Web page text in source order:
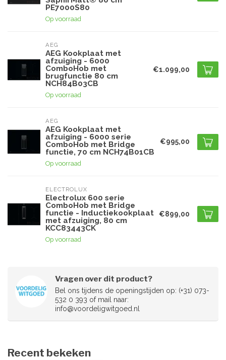
PE7000S80
Op voorraad
AEG
AEG Kookplaat met
afzuiging - 6000
ComboHob met
brugfunctie 80 cm
NCH84B03CB
Op voorraad
€1.099,00
AEG
AEG Kookplaat met
afzuiging - 6000 serie
ComboHob met Bridge
functie, 70 cm NCH74B01CB
Op voorraad
€995,00
ELECTROLUX
Electrolux 600 serie
ComboHob met Bridge
functie - Inductiekookplaat
met afzuiging, 80 cm
KCC83443CK
Op voorraad
€899,00
Vragen over dit product?
Bel ons tijdens de openingstijden op: (+31) 073-
532 0 393 of mail naar:
info@voordeligwitgoed.nl
Recent bekeken